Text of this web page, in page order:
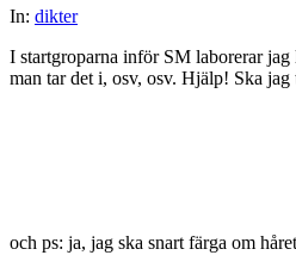
In: dikter
I startgroparna inför SM laborerar
man tar det i, osv, osv. Hjälp! Ska jag
och ps: ja, jag ska snart färga om